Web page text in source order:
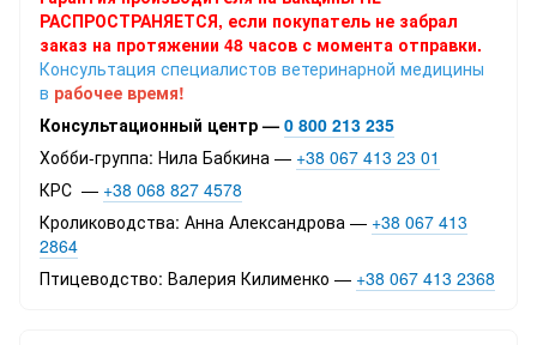
РАСПРОСТРАНЯЕТСЯ, если покупатель не забрал
заказ на протяжении 48 часов с момента отправки.
Консультация специалистов ветеринарной медицины
в рабочее время!
Консультационный центр — 0 800 213 235
Хобби-группа: Нила Бабкина — +38 067 413 23 01
КРС — +38 068 827 4578
Кролиководства: Анна Александрова — +38 067 413
2864
Птицеводство: Валерия Килименко — +38 067 413 2368